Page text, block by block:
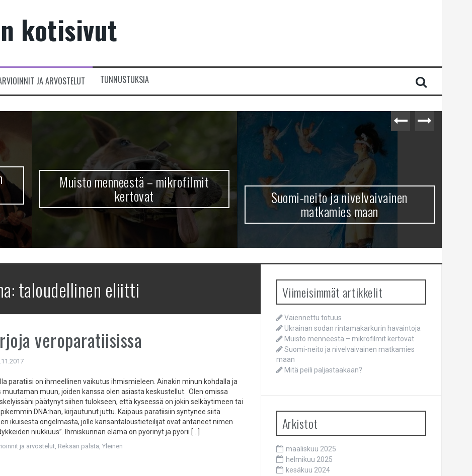
kotisivut
JA ARVOSTELUT TUNNUSTUKSIA
Muisto menneestä – mikrofilmit
kertovat Suomi-neito ja nivelvaivainen
matkamies maan
taloudellinen eliitti
veroparatiisissa
paratiisi on ihmeellinen vaikutus ihmismieleen. Ainakin minun kohdalla ja
muutaman muun, joiden kanssa olen asiasta keskustellut. Olen omissa
päätynyt siihen tulokseen, että kyseessä on jokin selkäytimeen tai
DNA:han, kirjautunut juttu. Kaipaus paratiisiin syntynee siitä
ikuisesta ongelmasta, jolle kansantaloustieteilijät ovat antaneet nimen
niukkuus”. Ihmiskunnan elämä on pyörinyt ja pyörii […]
ja arvostelut, Reksan palsta,Yleinen
Viimeisimmät artikkelit
Vaiennettu totuus
Ukrainan sodan rintamakarkurin havaintoja
Muisto menneestä – mikrofilmit kertovat
Suomi-neito ja nivelvaivainen matkamies
maan
Mitä peili paljastaakaan?
Arkistot
maaliskuu 2025
helmikuu 2025
kesäkuu 2024